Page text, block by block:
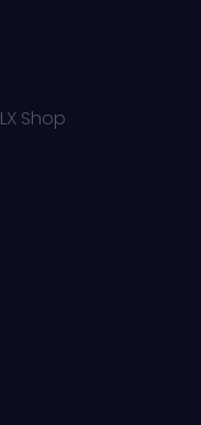
Shop